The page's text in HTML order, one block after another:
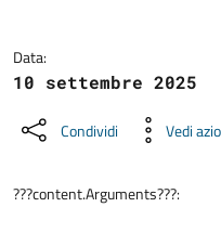
Data:
10 settembre 2025
Condividi Vedi
???content.Arguments???: